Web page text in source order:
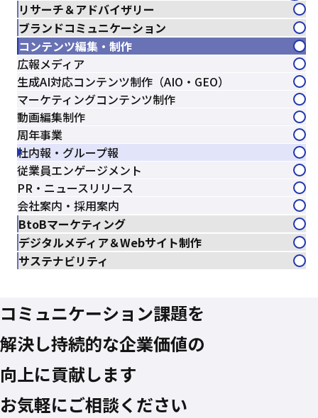
リサーチ＆アドバイザリー
ブランドコミュニケーション
コンテンツ編集・制作
広報メディア
生成AI対応コンテンツ制作（AIO・GEO）
マーケティングコンテンツ制作
動画編集制作
周年事業
社内報・グループ報
従業員エンゲージメント
PR・ニュースリリース
会社案内・採用案内
BtoBマーケティング
デジタルメディア＆Webサイト制作
サステナビリティ
コミュニケーション課題を
解決し持続的な企業価値の
向上に貢献します
お気軽にご相談ください